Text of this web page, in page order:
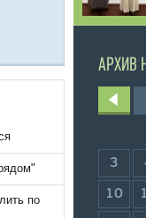
по
АРХИВ
3
10